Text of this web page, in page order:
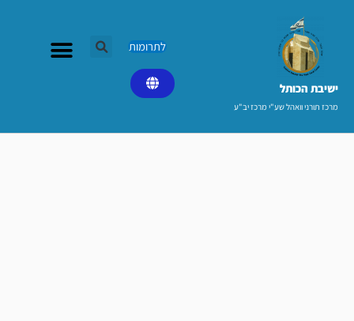
ישיבת הכותל​
מרכז תורני וואהל שע"י מרכז יב"ע
לתרומות